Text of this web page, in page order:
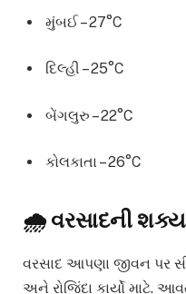
મુંબઈ – 27°C
દિલ્હી – 25°C
બેંગલુરુ – 22°C
કોલકાતા – 26°C
🌧️ વરસાદની
વરસાદ આપણા જીવન પર
અને રોજિંદા કાર્યો માટે.